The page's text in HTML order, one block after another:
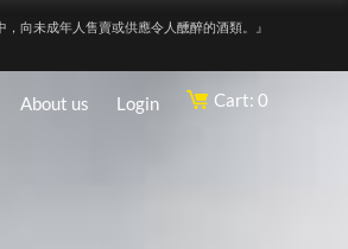
，向未成年人售賣或供應令人醺醉的酒類。』
About us Login Cart: 0